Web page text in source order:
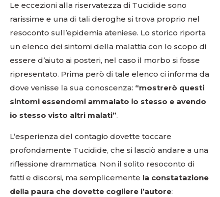
Le eccezioni alla riservatezza di Tucidide sono
rarissime e una di tali deroghe si trova proprio nel
resoconto sull’epidemia ateniese. Lo storico riporta
un elenco dei sintomi della malattia con lo scopo di
essere d’aiuto ai posteri, nel caso il morbo si fosse
ripresentato. Prima però di tale elenco ci informa da
dove venisse la sua conoscenza: “mostrerò questi
sintomi essendomi ammalato io stesso e avendo
io stesso visto altri malati”.
L’esperienza del contagio dovette toccare
profondamente Tucidide, che si lasciò andare a una
riflessione drammatica. Non il solito resoconto di
fatti e discorsi, ma semplicemente la constatazione
della paura che dovette cogliere l’autore: